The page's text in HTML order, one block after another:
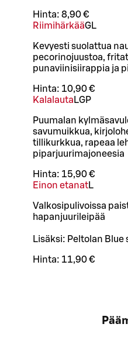
Hinta: 8,90 €
RiimihärkääGL
Kevyesti suolattua
pecorinojuustoa,
punaviinisiirappia ja
Hinta: 10,90 €
Kalalauta LGP
Puumalan
savumuikkua,
tillikurkkua, rapeaa
piparjuurimajoneesia
Hinta: 15,90 €
Einon etanatL
Valkosipulivoissa
hapanjuurileipää
Lisäksi: Peltolan
Hinta: 11,90 €